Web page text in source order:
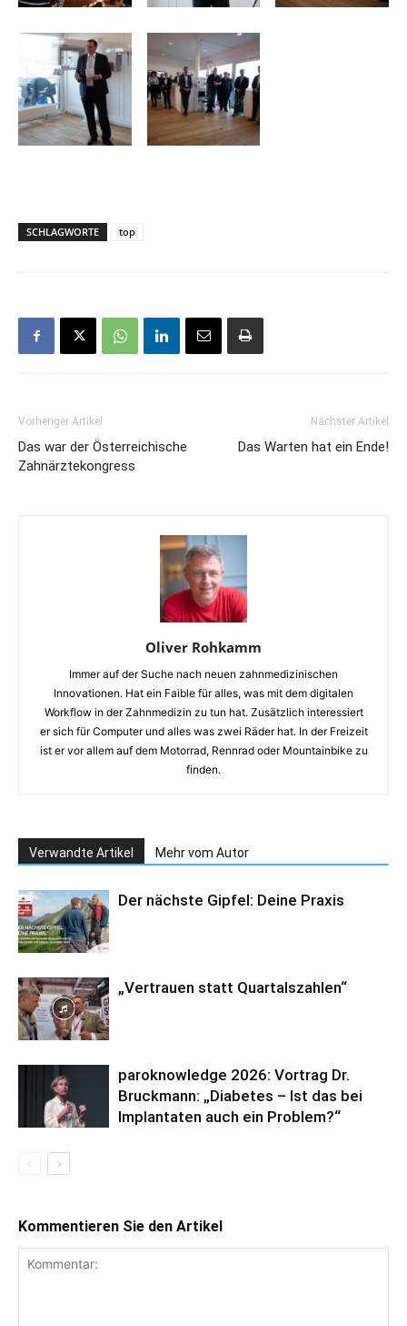
SCHLAGWORTE top
Vorheriger Artikel
Das war der Österreichische
Zahnärztekongress
Nächster Artikel
Das Warten hat ein Ende!
Oliver Rohkamm
Immer auf der Suche nach neuen zahnmedizinischen
Innovationen. Hat ein Faible für alles, was mit dem digitalen
Workflow in der Zahnmedizin zu tun hat. Zusätzlich interessiert
er sich für Computer und alles was zwei Räder hat. In der Freizeit
ist er vor allem auf dem Motorrad, Rennrad oder Mountainbike zu
finden.
Verwandte Artikel Mehr vom Autor
Der nächste Gipfel: Deine Praxis
„Vertrauen statt Quartalszahlen“
paroknowledge 2026: Vortrag Dr.
Bruckmann: „Diabetes – Ist das bei
Implantaten auch ein Problem?“
Kommentieren Sie den Artikel